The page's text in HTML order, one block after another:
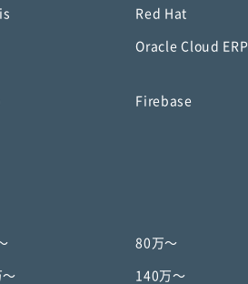
Red Hat
Oracle Cloud ERP
Firebase
80万〜
〜 140万〜